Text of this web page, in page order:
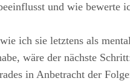
und wie bewerte
ich sie letztens als
wäre der nächste
in Anbetracht der